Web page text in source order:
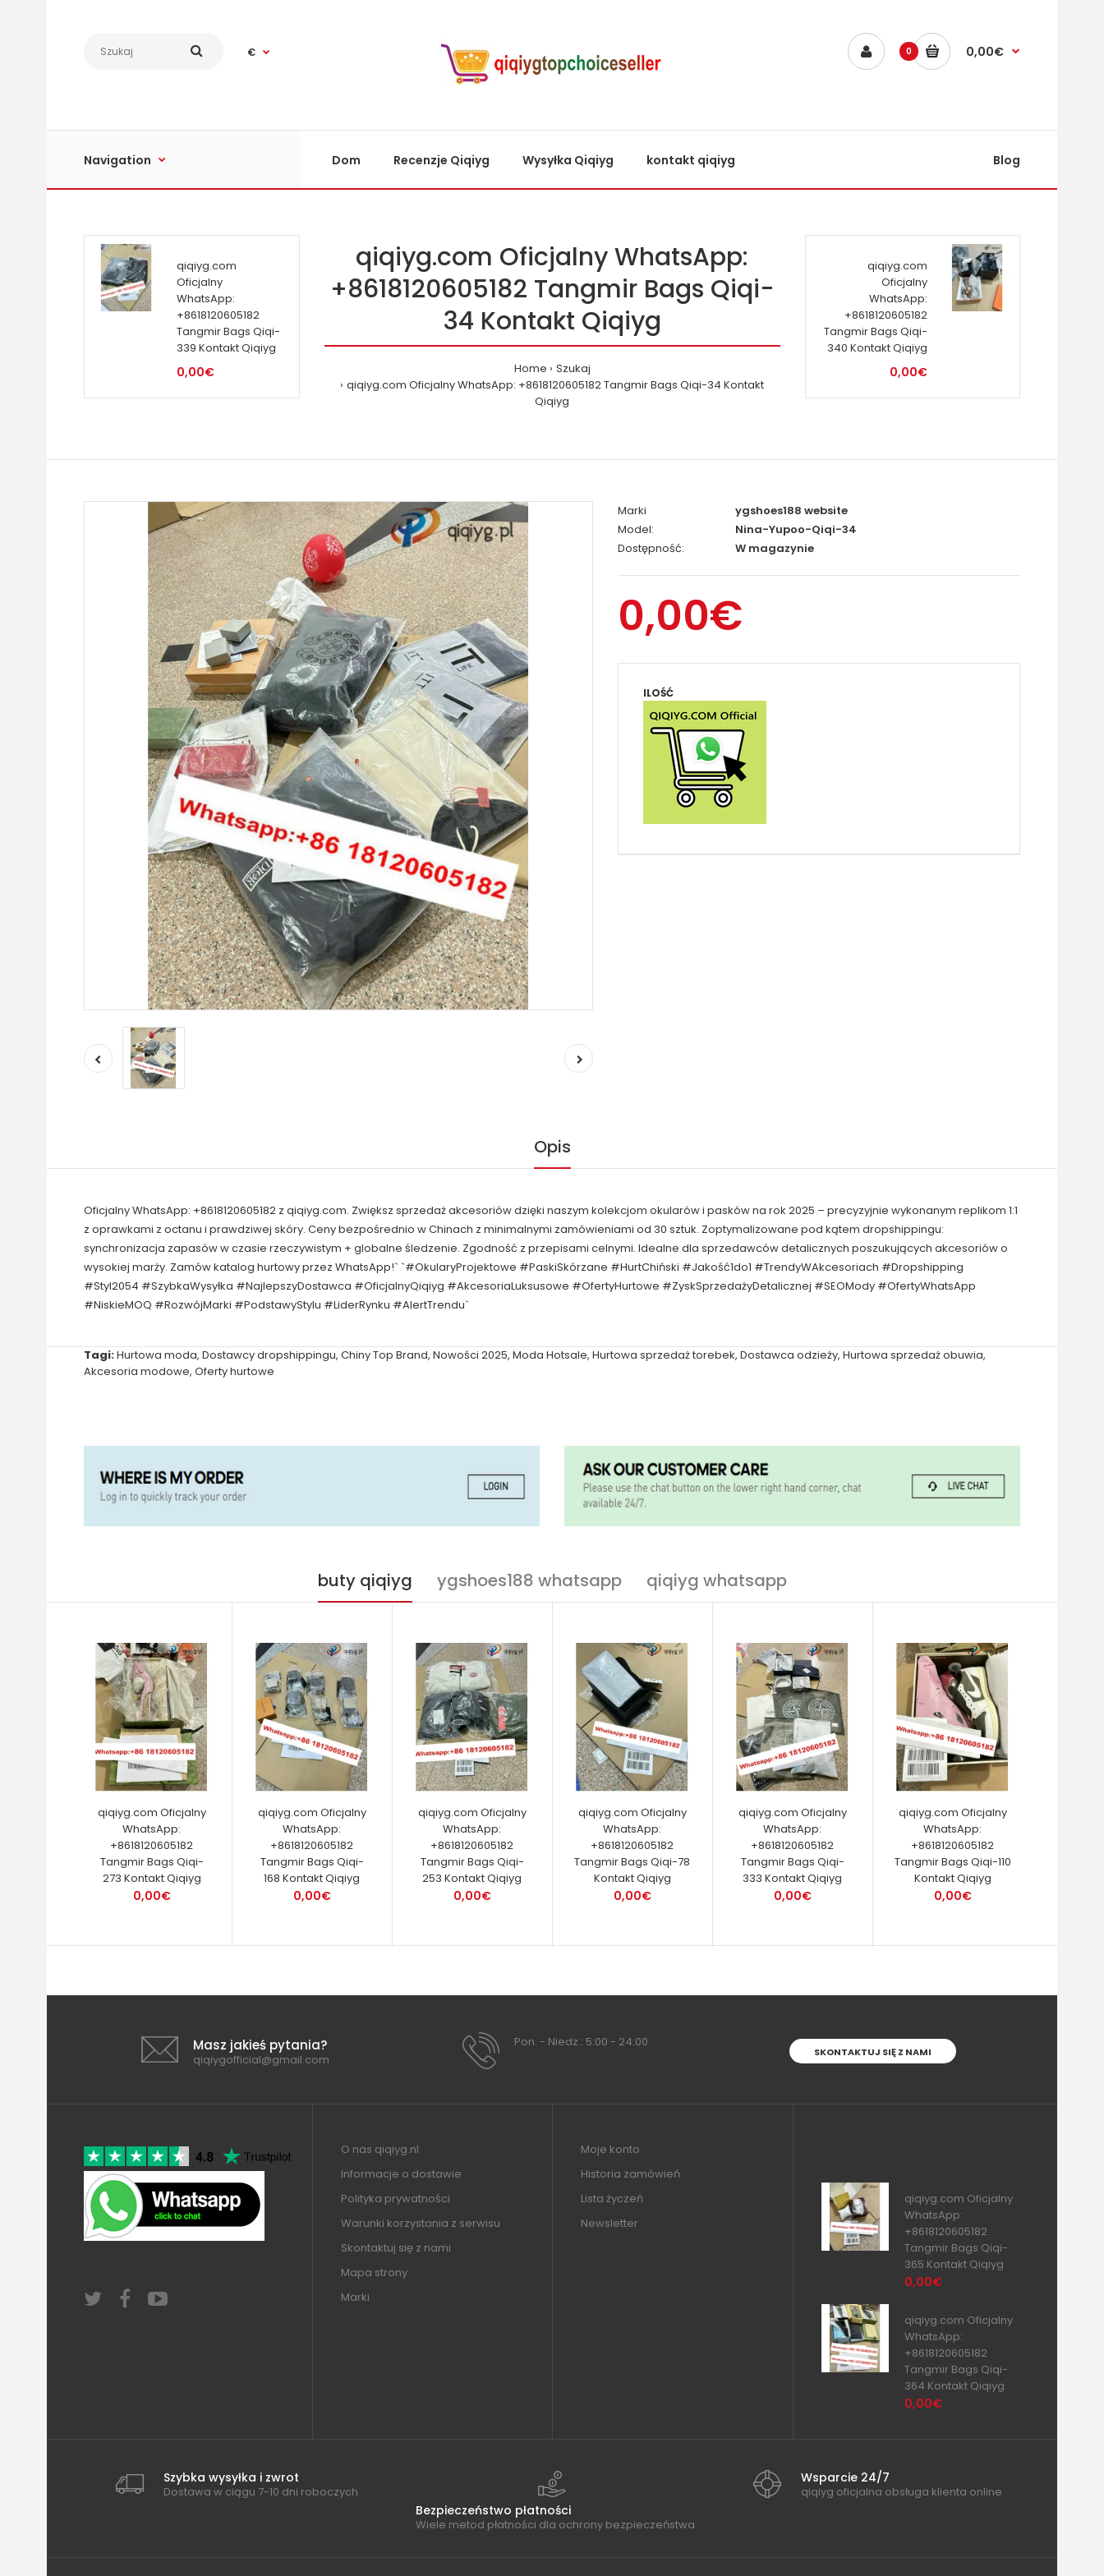
€ 0 0,00€
Navigation Dom Recenzje Qiqiyg Wysyłka Qiqiyg kontakt qiqiyg Blog
qiqiyg.com
Oficjalny
WhatsApp:
+8618120605182
Tangmir Bags Qiqi-
339 Kontakt Qiqiyg
0,00€
qiqiyg.com Oficjalny WhatsApp:
+8618120605182 Tangmir Bags Qiqi-
34 Kontakt Qiqiyg
Home
Szukaj
qiqiyg.com Oficjalny WhatsApp: +8618120605182 Tangmir Bags Qiqi-34 Kontakt
Qiqiyg
qiqiyg.com
Oficjalny
WhatsApp:
+8618120605182
Tangmir Bags Qiqi-
340 Kontakt Qiqiyg
0,00€
Marki
ygshoes188 website
Model:
Nina-Yupoo-Qiqi-34
Dostępność:
W magazynie
0,00€
ILOŚĆ
Opis
Oficjalny WhatsApp: +8618120605182 z qiqiyg.com. Zwiększ sprzedaż akcesoriów dzięki naszym kolekcjom okularów i pasków na rok 2025 – precyzyjnie wykonanym replikom 1:1
z oprawkami z octanu i prawdziwej skóry. Ceny bezpośrednio w Chinach z minimalnymi zamówieniami od 30 sztuk. Zoptymalizowane pod kątem dropshippingu:
synchronizacja zapasów w czasie rzeczywistym + globalne śledzenie. Zgodność z przepisami celnymi. Idealne dla sprzedawców detalicznych poszukujących akcesoriów o
wysokiej marży. Zamów katalog hurtowy przez WhatsApp!` `#OkularyProjektowe #PaskiSkórzane #HurtChiński #Jakość1do1 #TrendyWAkcesoriach #Dropshipping
#Styl2054 #SzybkaWysyłka #NajlepszyDostawca #OficjalnyQiqiyg #AkcesoriaLuksusowe #OfertyHurtowe #ZyskSprzedażyDetalicznej #SEOMody #OfertyWhatsApp
#NiskieMOQ #RozwójMarki #PodstawyStylu #LiderRynku #AlertTrendu`
Tagi:Hurtowa moda, Dostawcy dropshippingu, Chiny Top Brand, Nowości 2025, Moda Hotsale, Hurtowa sprzedaż torebek, Dostawca odzieży, Hurtowa sprzedaż obuwia,
Akcesoria modowe, Oferty hurtowe
buty qiqiyg ygshoes188 whatsapp qiqiyg whatsapp
qiqiyg.com Oficjalny
WhatsApp:
+8618120605182
Tangmir Bags Qiqi-
273 Kontakt Qiqiyg
0,00€
qiqiyg.com Oficjalny
WhatsApp:
+8618120605182
Tangmir Bags Qiqi-
168 Kontakt Qiqiyg
0,00€
qiqiyg.com Oficjalny
WhatsApp:
+8618120605182
Tangmir Bags Qiqi-
253 Kontakt Qiqiyg
0,00€
qiqiyg.com Oficjalny
WhatsApp:
+8618120605182
Tangmir Bags Qiqi-78
Kontakt Qiqiyg
0,00€
qiqiyg.com Oficjalny
WhatsApp:
+8618120605182
Tangmir Bags Qiqi-
333 Kontakt Qiqiyg
0,00€
qiqiyg.com Oficjalny
WhatsApp:
+8618120605182
Tangmir Bags Qiqi-110
Kontakt Qiqiyg
0,00€
Masz jakieś pytania?
qiqiygofficial@gmail.com
Pon. - Niedz.: 5:00 - 24:00
SKONTAKTUJ SIĘ Z NAMI
O nas qiqiyg.nl
Informacje o dostawie
Polityka prywatności
Warunki korzystania z serwisu
Skontaktuj się z nami
Mapa strony
Marki
Moje konto
Historia zamówień
Lista życzeń
Newsletter
qiqiyg.com Oficjalny
WhatsApp:
+8618120605182
Tangmir Bags Qiqi-
365 Kontakt Qiqiyg
0,00€
qiqiyg.com Oficjalny
WhatsApp:
+8618120605182
Tangmir Bags Qiqi-
364 Kontakt Qiqiyg
0,00€
Szybka wysyłka i zwrot
Dostawa w ciągu 7-10 dni roboczych
Bezpieczeństwo płatności
Wiele metod płatności dla ochrony bezpieczeństwa
Wsparcie 24/7
qiqiyg oficjalna obsługa klienta online